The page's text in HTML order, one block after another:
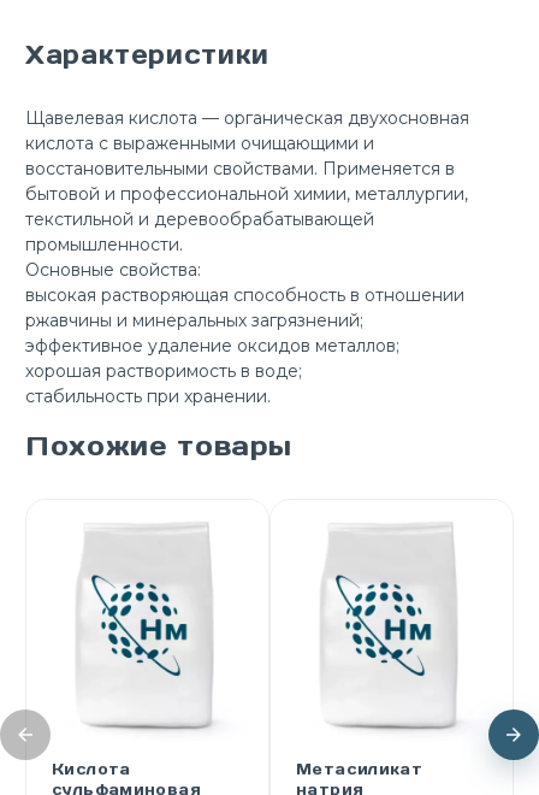
Характеристики
Щавелевая кислота — органическая двухосновная
кислота с выраженными очищающими и
восстановительными свойствами. Применяется в
бытовой и профессиональной химии, металлургии,
текстильной и деревообрабатывающей
промышленности.
Основные свойства:
высокая растворяющая способность в отношении
ржавчины и минеральных загрязнений;
эффективное удаление оксидов металлов;
хорошая растворимость в воде;
стабильность при хранении.
Похожие товары
Кислота
сульфаминовая
Метасиликат
натрия